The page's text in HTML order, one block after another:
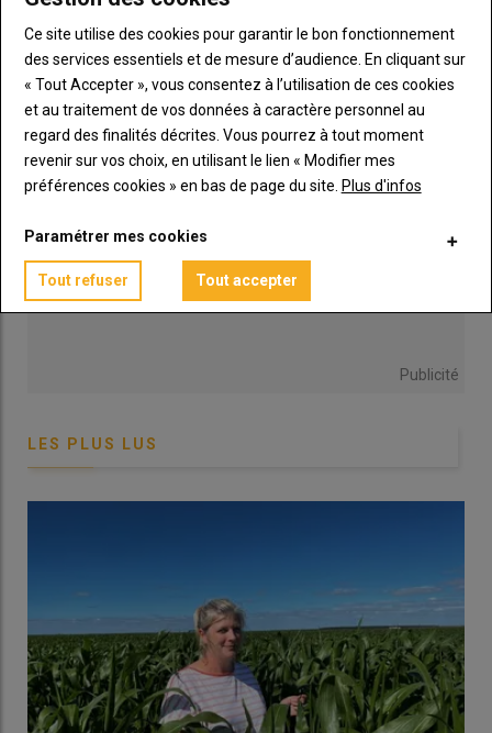
Publicité
LES PLUS LUS
Ce site utilise des cookies pour garantir le bon fonctionnement
des services essentiels et de mesure d’audience. En cliquant sur
« Tout Accepter », vous consentez à l’utilisation de ces cookies
et au traitement de vos données à caractère personnel au
regard des finalités décrites. Vous pourrez à tout moment
revenir sur vos choix, en utilisant le lien « Modifier mes
préférences cookies » en bas de page du site. Plus d'infos
Paramétrer mes cookies
Tout refuser Tout accepter